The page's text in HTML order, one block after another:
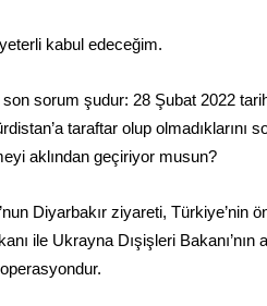
kabul edeceğim.
son sorum şudur: 28 Şubat 2022
taraftar olup olmadıklarını
aklından geçiriyor musun?
Diyarbakır ziyareti,
ile Ukrayna Dışişleri